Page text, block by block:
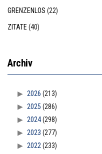
GRENZENLOS (22)
ZITATE(40)
Archiv
2026 (213)
2025 (286)
2024(298)
2023 (277)
2022(233)